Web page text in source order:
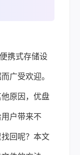
携式存储设
广受欢迎。
原因，优盘
户带来不
回呢？本文